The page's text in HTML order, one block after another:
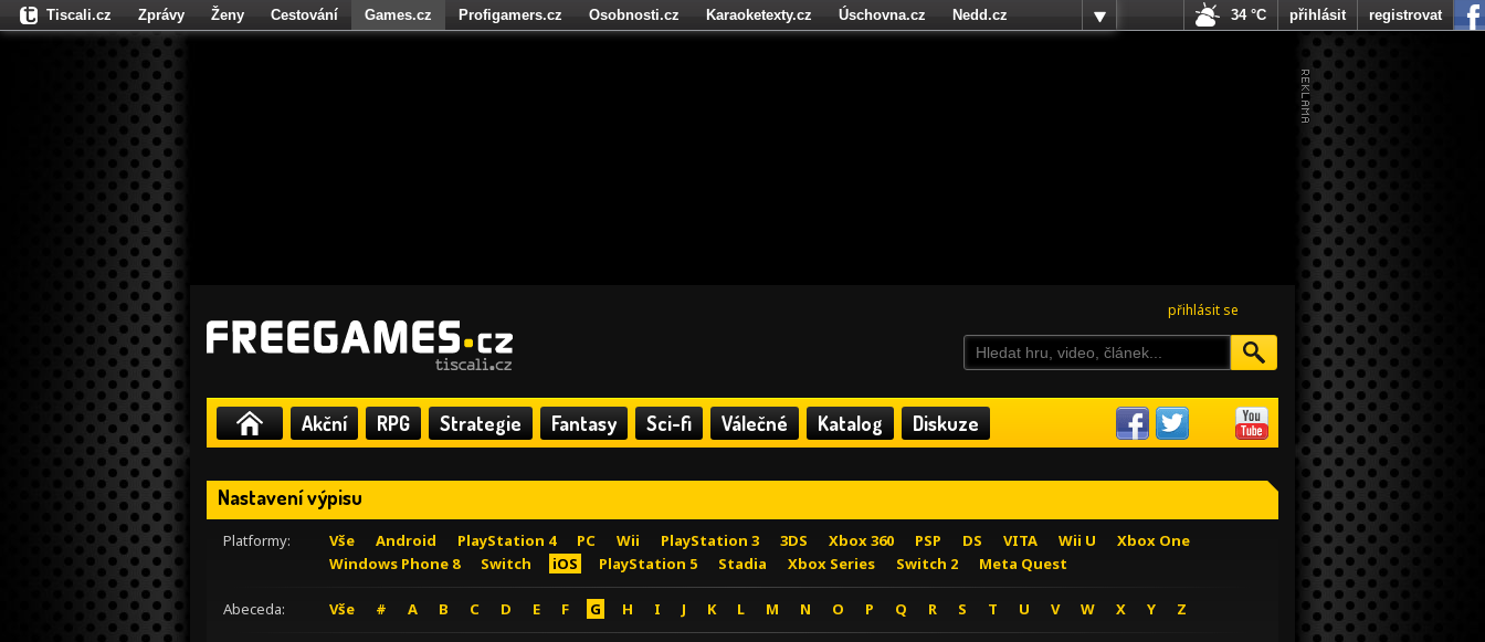
přihlásit se
Akční RPG Strategie Fantasy Sci-fi Válečné Katalog Diskuze
Nastavení výpisu
Platformy: Vše Android PlayStation 4 PC Wii PlayStation 3 3DS Xbox 360 PSP DS VITA Wii U
Xbox One
Windows Phone 8
Switch iOS PlayStation 5 Stadia Xbox Series Switch 2 Meta Quest
Abeceda: Vše # A B C D E F G H I J K L M N O P Q R S T U V W X Y Z
Tiscali.cz Zprávy Ženy Cestování Games.cz Profigamers.cz Osobnosti.cz Karaoketexty.cz Úschovna.cz
Nedd.cz
Fights.cz
34 °C přihlásit registrovat